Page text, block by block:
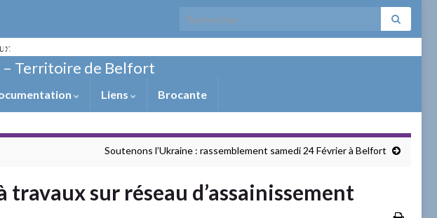
Search for:
– Territoire de Belfort
Liens Brocante
Soutenons l’Ukraine : rassemblement samedi 24 Février à Belfort
sur réseau d’assainissement